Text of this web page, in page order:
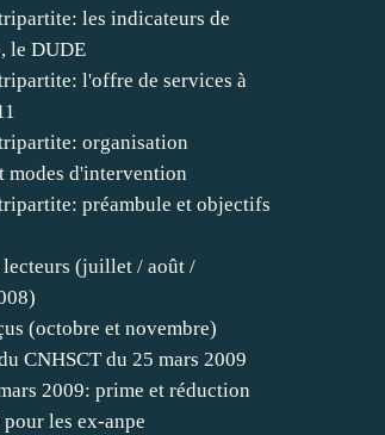
les indicateurs de
le DUDE
l'offre de services à
organisation
modes d'intervention
préambule et objectifs
lecteurs (juillet / août /
(octobre et novembre)
CNHSCT du 25 mars 2009
2009: prime et réduction
les ex-anpe